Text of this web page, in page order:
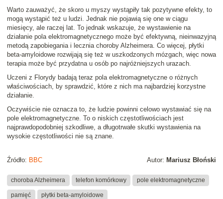
Warto zauważyć, że skoro u myszy wystąpiły tak pozytywne efekty, to
mogą wystąpić też u ludzi. Jednak nie pojawią się one w ciągu
miesięcy, ale raczej lat. To jednak wskazuje, że wystawienie na
działanie pola elektromagnetycznego może być efektywną, nieinwazyjną
metodą zapobiegania i lecznia choroby Alzheimera. Co więcej, płytki
beta-amyloidowe rozwijają się też w uszkodzonych mózgach, więc nowa
terapia może być przydatna u osób po najróżniejszych urazach.
Uczeni z Florydy badają teraz pola elektromagnetyczne o różnych
właściwościach, by sprawdzić, które z nich ma najbardziej korzystne
działanie.
Oczywiście nie oznacza to, że ludzie powinni celowo wystawiać się na
pole elektromagnetyczne. To o niskich częstotliwościach jest
najprawdopodobniej szkodliwe, a długotrwałe skutki wystawienia na
wysokie częstotliwości nie są znane.
Autor: Mariusz Błoński
Źródło: BBC
choroba Alzheimera telefon komórkowy pole elektromagnetyczne
pamięć płytki beta-amyloidowe